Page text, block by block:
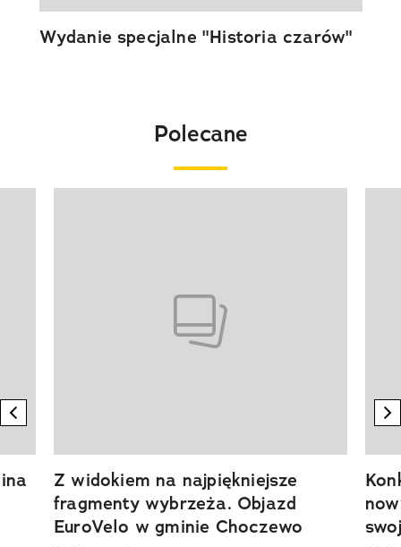
Wydanie specjalne "Historia czarów"
Polecane
previous element
Z widokiem na najpiękniejsze
fragmenty wybrzeża. Objazd
EuroVelo w gminie Choczewo